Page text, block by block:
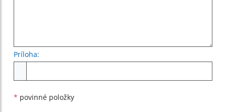
Príloha:
* povinné položky